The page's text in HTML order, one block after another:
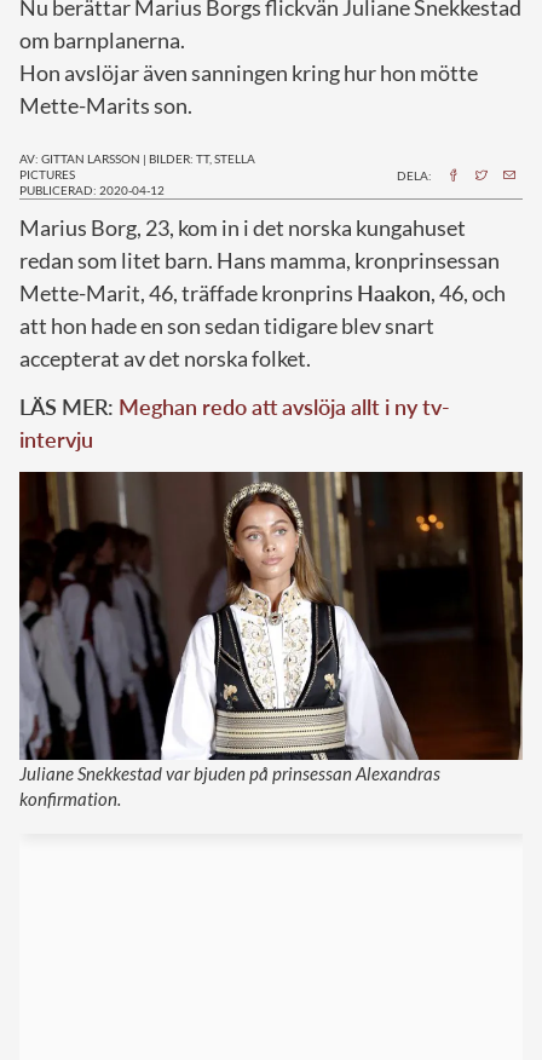
Nu berättar Marius Borgs flickvän Juliane Snekkestad
om barnplanerna.
Hon avslöjar även sanningen kring hur hon mötte
Mette-Marits son.
AV: GITTAN LARSSON | BILDER: TT, STELLA
PICTURES
PUBLICERAD: 2020-04-12
DELA:
Marius Borg, 23, kom in i det norska kungahuset
redan som litet barn. Hans mamma, kronprinsessan
Mette-Marit, 46, träffade kronprins Haakon, 46, och
att hon hade en son sedan tidigare blev snart
accepterat av det norska folket.
LÄS MER: Meghan redo att avslöja allt i ny tv-
intervju
Juliane Snekkestad var bjuden på prinsessan Alexandras
konfirmation.